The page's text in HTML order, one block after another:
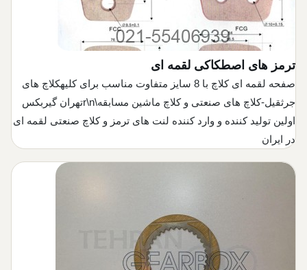
ترمز های اصطکاکی لقمه ای
صفحه لقمه ای کلاچ با 8 سایز متفاوت مناسب برای کلیهکلاچ های
جرثقیل-کلاچ های صنعتی و کلاچ ماشین مسابقه\r\nتهران گیربکس
اولین تولید کننده و وارد کننده لنت های ترمز و کلاچ صنعتی لقمه ای
در ایران